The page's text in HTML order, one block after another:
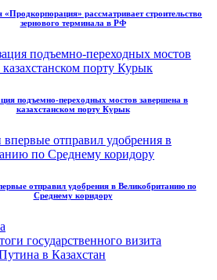
«Продкорпорация» рассматривает строительство
зернового терминала в РФ
подъемно-переходных мостов завершена в
казахстанском порту Курык
отправил удобрения в Великобританию по
Среднему коридору